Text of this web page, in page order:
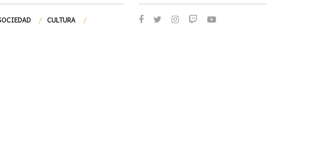
CULTURA